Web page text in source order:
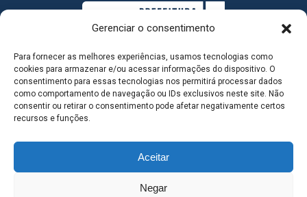
Gerenciar o consentimento
Para fornecer as melhores experiências, usamos tecnologias como
cookies para armazenar e/ou acessar informações do dispositivo. O
consentimento para essas tecnologias nos permitirá processar dados
como comportamento de navegação ou IDs exclusivos neste site. Não
consentir ou retirar o consentimento pode afetar negativamente certos
recursos e funções.
Aceitar
Negar
MAPA DO SITE
SEDE DO ADMINISTRATIVO MUNICIPAL - Avenida